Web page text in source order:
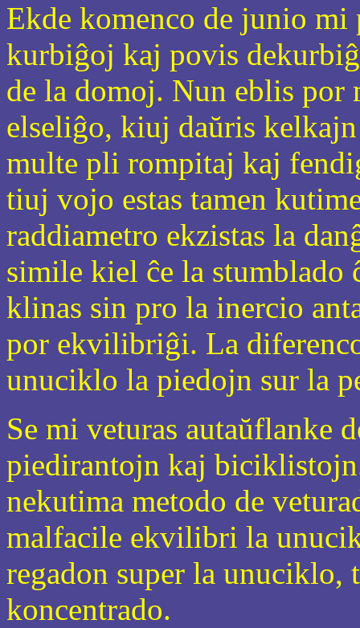
Ekde komenco de junio
kurbiĝoj kaj povis
de la domoj. Nun eblis
elseliĝo, kiuj daŭris
multe pli rompitaj kaj
tiuj vojo estas tamen
raddiametro ekzistas la
simile kiel ĉe la
klinas sin pro la inercio
por ekvilibriĝi. La
unuciklo la piedojn sur la
Se mi veturas autaŭflanke
piedirantojn kaj
nekutima metodo de
malfacile ekvilibri la
regadon super la unuciklo,
koncentrado.